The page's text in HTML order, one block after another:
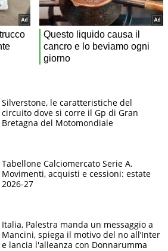
Silverstone, le caratteristiche del
circuito dove si corre il Gp di Gran
Bretagna del Motomondiale
Tabellone Calciomercato Serie A.
Movimenti, acquisti e cessioni: estate
2026-27
Italia, Palestra manda un messaggio a
Mancini, spiega il motivo del no all’Inter
e lancia l'alleanza con Donnarumma